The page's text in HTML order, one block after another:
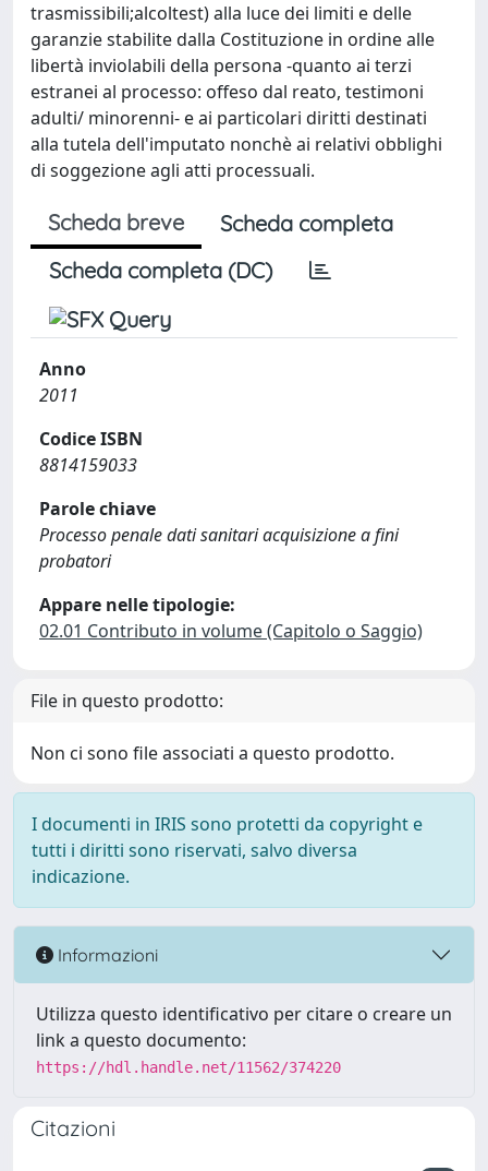
trasmissibili;alcoltest) alla luce dei limiti e delle
garanzie stabilite dalla Costituzione in ordine alle
libertà inviolabili della persona -quanto ai terzi
estranei al processo: offeso dal reato, testimoni
adulti/ minorenni- e ai particolari diritti destinati
alla tutela dell'imputato nonchè ai relativi obblighi
di soggezione agli atti processuali.
Scheda breve
Scheda completa
Scheda completa (DC)
Anno
2011
Codice ISBN
8814159033
Parole chiave
Processo penale dati sanitari acquisizione a fini
probatori
Appare nelle tipologie:
02.01 Contributo in volume (Capitolo o Saggio)
File in questo prodotto:
Non ci sono file associati a questo prodotto.
I documenti in IRIS sono protetti da copyright e
tutti i diritti sono riservati, salvo diversa
indicazione.
Informazioni
Utilizza questo identificativo per citare o creare un
link a questo documento:
https://hdl.handle.net/11562/374220
Citazioni